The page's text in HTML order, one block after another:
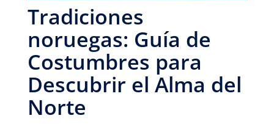
Tradiciones
noruegas: Guía de
Costumbres para
Descubrir el Alma del
Norte